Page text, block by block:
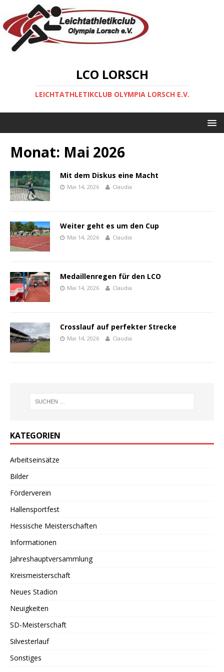
LCO LORSCH
LEICHTATHLETIKCLUB OLYMPIA LORSCH E.V.
Monat: Mai 2026
Mit dem Diskus eine Macht
Mai 14, 2026 Claudia
Weiter geht es um den Cup
Mai 14, 2026 Claudia
Medaillenregen für den LCO
Mai 14, 2026 Claudia
Crosslauf auf perfekter Strecke
Mai 14, 2026 Claudia
KATEGORIEN
Arbeitseinsätze
Bilder
Förderverein
Hallensportfest
Hessische Meisterschaften
Informationen
Jahreshauptversammlung
Kreismeisterschaft
Neues Stadion
Neuigkeiten
SD-Meisterschaft
Silvesterlauf
Sonstiges